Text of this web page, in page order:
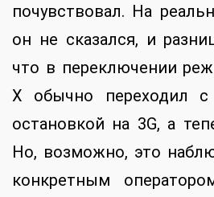
почувствовал. На
он не сказался, и
что в переключении
X обычно переходил
остановкой на 3G, а
Но, возможно, это
конкретным